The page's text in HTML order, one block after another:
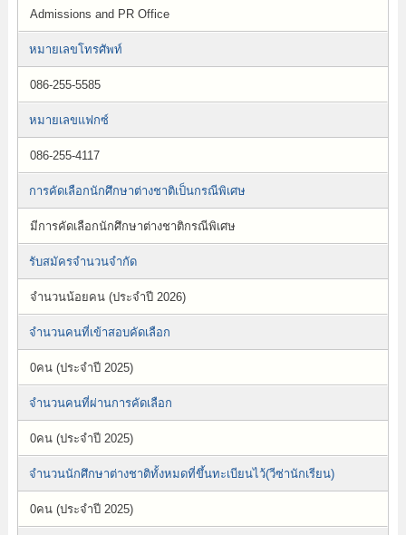
Admissions and PR Office
หมายเลขโทรศัพท์
086-255-5585
หมายเลขแฟกซ์
086-255-4117
การคัดเลือกนักศึกษาต่างชาติเป็นกรณีพิเศษ
มีการคัดเลือกนักศึกษาต่างชาติกรณีพิเศษ
รับสมัครจำนวนจำกัด
จำนวนน้อยคน (ประจำปี 2026)
จำนวนคนที่เข้าสอบคัดเลือก
0คน (ประจำปี 2025)
จำนวนคนที่ผ่านการคัดเลือก
0คน (ประจำปี 2025)
จำนวนนักศึกษาต่างชาติทั้งหมดที่ขึ้นทะเบียนไว้(วีซ่านักเรียน)
0คน (ประจำปี 2025)